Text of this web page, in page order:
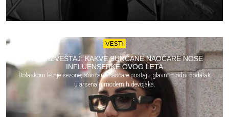
VESTI
INSTA IZVEŠTAJ: KAKVE SUNČANE NAOČARE NOSE
INFLUENSERKE OVOG LETA
Dolaskom letnje sezone, sunčane naočare postaju glavni modni dodatak
u arsenalu modernih devojaka.